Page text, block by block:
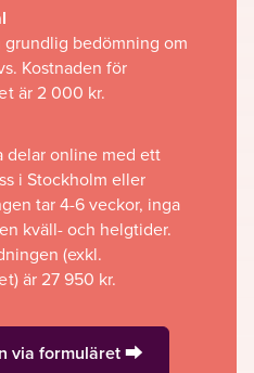
bedömning om
Kostnaden för
är 2 000 kr.
delar online med ett
i Stockholm eller
tar 4-6 veckor, inga
kväll- och helgtider.
(exkl.
är 27 950 kr.
via formuläret ⮕